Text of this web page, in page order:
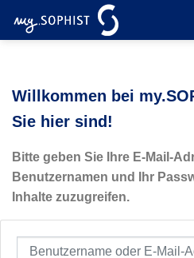
Inhalt
Willkommen bei
Sie hier sind!
Bitte geben Sie Ihre E-Mail-
Benutzernamen und Ihr
Inhalte zuzugreifen.
Benutzername oder E-Mail-